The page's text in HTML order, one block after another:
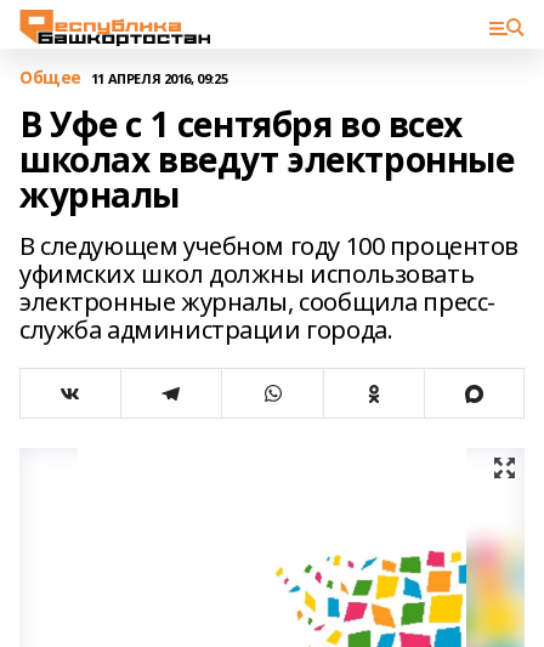
Общее 11 АПРЕЛЯ 2016, 09:25
В Уфе с 1 сентября во всех
школах введут электронные
журналы
В следующем учебном году 100 процентов
уфимских школ должны использовать
электронные журналы, сообщила пресс-
служба администрации города.